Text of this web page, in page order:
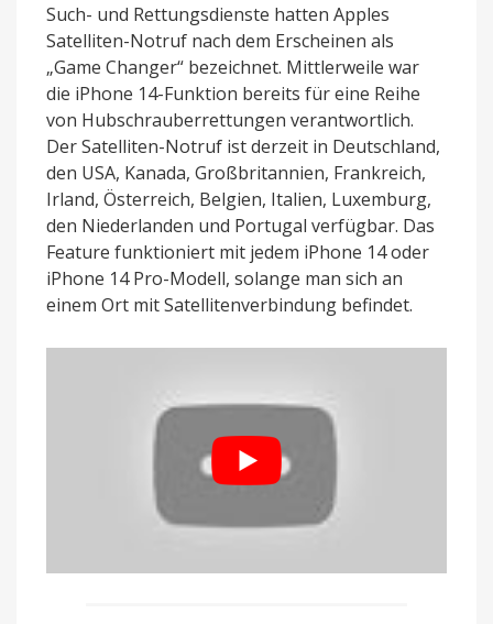
Such- und Rettungsdienste hatten Apples
Satelliten-Notruf nach dem Erscheinen als
„Game Changer“ bezeichnet. Mittlerweile war
die iPhone 14-Funktion bereits für eine Reihe
von Hubschrauberrettungen verantwortlich.
Der Satelliten-Notruf ist derzeit in Deutschland,
den USA, Kanada, Großbritannien, Frankreich,
Irland, Österreich, Belgien, Italien, Luxemburg,
den Niederlanden und Portugal verfügbar. Das
Feature funktioniert mit jedem iPhone 14 oder
iPhone 14 Pro-Modell, solange man sich an
einem Ort mit Satellitenverbindung befindet.